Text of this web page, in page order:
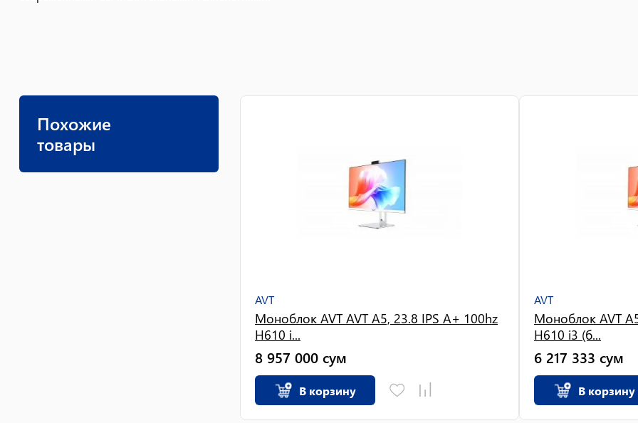
Похожие
товары
AVT
Моноблок AVT AVT A5, 23.8 IPS A+ 100hz
H610 i...
8 957 000 сум
В корзину
AVT
Моноблок AVT
H610 i3 (б...
6 217 333 сум
В корзину